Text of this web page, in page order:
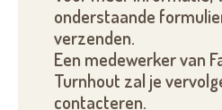
onderstaande
verzenden.
Een medewerker van
Turnhout zal je
contacteren.